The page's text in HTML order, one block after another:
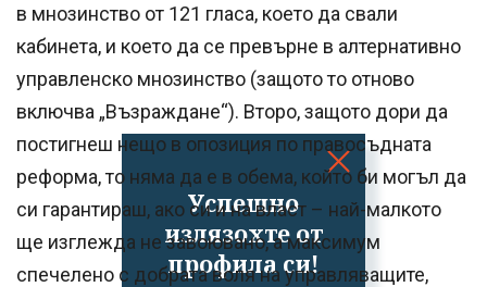
Успешно
излязохте от
профила си!
в мнозинство от 121 гласа, което да свали
кабинета, и което да се превърне в алтернативно
управленско мнозинство (защото то отново
включва „Възраждане“). Второ, защото дори да
постигнеш нещо в опозиция по правосъдната
реформа, то няма да е в обема, който би могъл да
си гарантираш, ако си и на власт – най-малкото
ще изглежда не завоювано, а максимум
спечелено с добрата воля на управляващите,